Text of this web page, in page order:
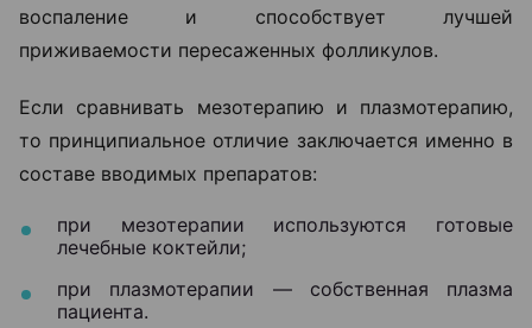
воспаление и способствует лучшей
приживаемости пересаженных фолликулов.
Если сравнивать мезотерапию и плазмотерапию,
то принципиальное отличие заключается именно в
составе вводимых препаратов:
при мезотерапии используются готовые
лечебные коктейли;
при плазмотерапии — собственная плазма
пациента.